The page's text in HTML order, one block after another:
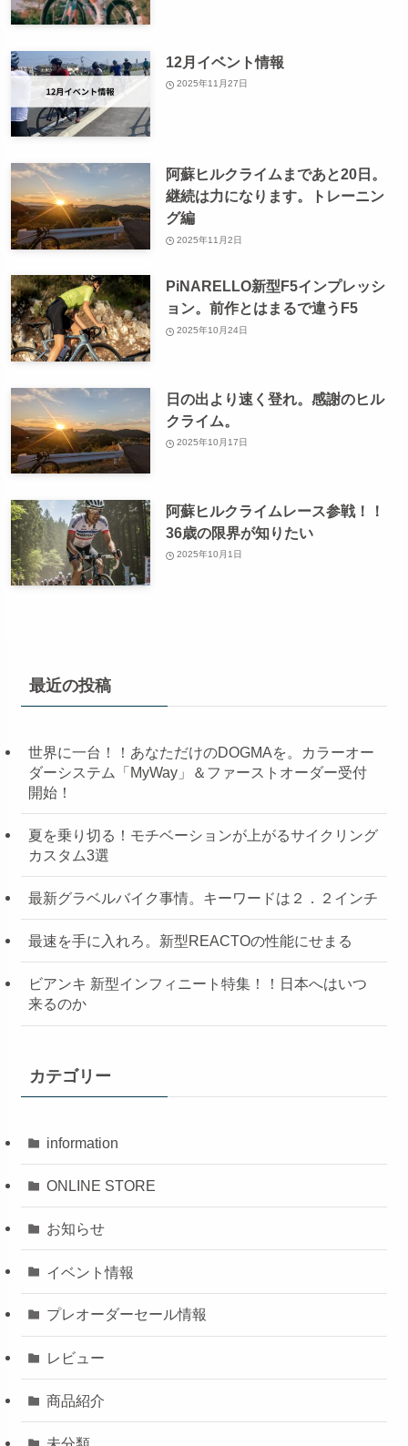
12月イベント情報
2025年11月27日
阿蘇ヒルクライムまであと20日。
継続は力になります。トレーニン
グ編
2025年11月2日
PiNARELLO新型F5インプレッシ
ョン。前作とはまるで違うF5
2025年10月24日
日の出より速く登れ。感謝のヒル
クライム。
2025年10月17日
阿蘇ヒルクライムレース参戦！！
36歳の限界が知りたい
2025年10月1日
最近の投稿
世界に一台！！あなただけのDOGMAを。カラーオー
ダーシステム「MyWay」＆ファーストオーダー受付
開始！
夏を乗り切る！モチベーションが上がるサイクリング
カスタム3選
最新グラベルバイク事情。キーワードは２．２インチ
最速を手に入れろ。新型REACTOの性能にせまる
ビアンキ 新型インフィニート特集！！日本へはいつ
来るのか
カテゴリー
information
ONLINE STORE
お知らせ
イベント情報
プレオーダーセール情報
レビュー
商品紹介